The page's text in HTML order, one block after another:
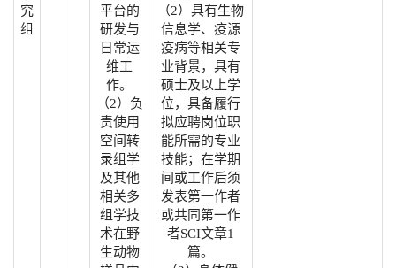
究
组
平台的
研发与
日常运
维工
作。
（2）负
责使用
空间转
录组学
及其他
相关多
组学技
术在野
生动物
（2）具有生物
信息学、疫源
疫病等相关专
业背景，具有
硕士及以上学
位，具备履行
拟应聘岗位职
能所需的专业
技能；在学期
间或工作后须
发表第一作者
或共同第一作
者SCI文章1
篇。